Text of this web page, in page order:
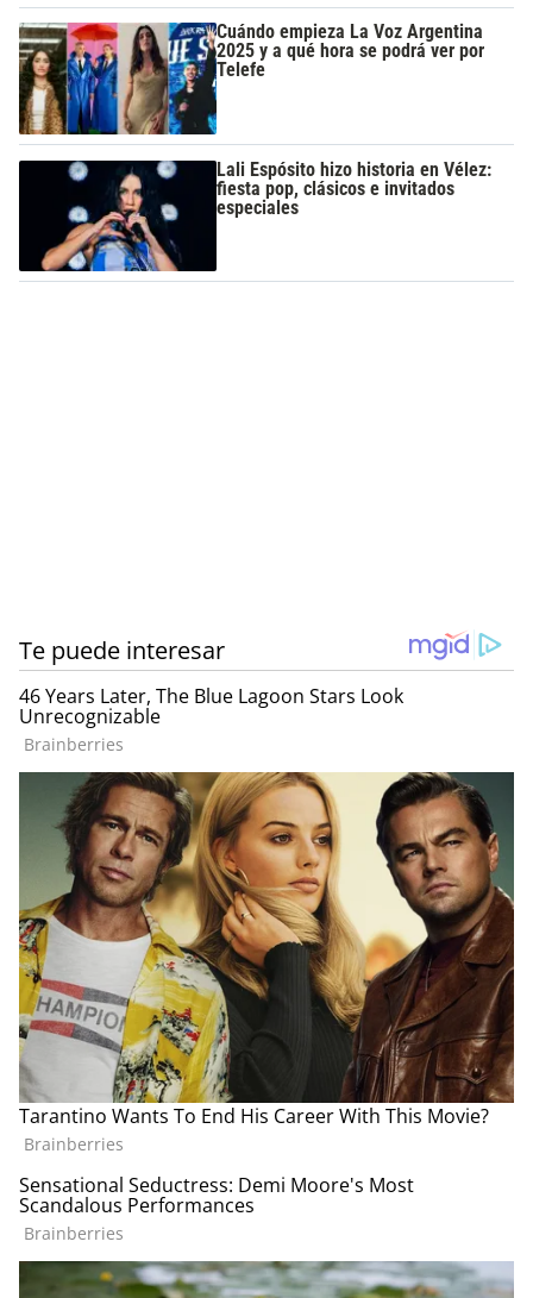
Cuándo empieza La Voz Argentina
2025 y a qué hora se podrá ver por
Telefe
Lali Espósito hizo historia en Vélez:
fiesta pop, clásicos e invitados
especiales